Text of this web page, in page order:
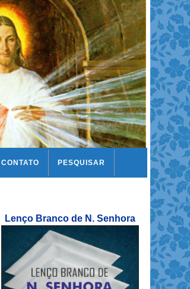
CONTATO PESQUISAR
Lenço Branco de N. Senhora